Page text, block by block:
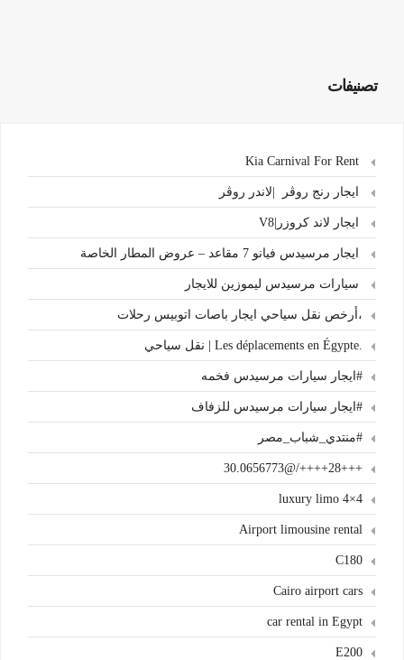
تصنيفات
ايجار رنج روڤر |لاندر روڤر
ايجار لاند كروزر|V8
ايجار مرسيدس فيانو 7 مقاعد – عروض المطار الخاصة
سيارات مرسيدس ليموزين للايجار
،أرخص نقل سياحي ايجار باصات اتوبيس رحلات
.Les déplacements en Égypte | نقل سياحي
#ايجار سيارات مرسيدس فخمه
#ايجار سيارات مرسيدس للزفاف
#منتدي_شباب_مصر
+++28++++/@30.0656773
4×4 luxury limo
Airport limousine rental
C180
Cairo airport cars
car rental in Egypt
E200